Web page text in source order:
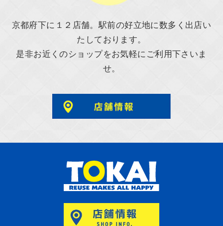
京都府下に１２店舗。駅前の好立地に数多く出店い
たしております。
是非お近くのショップをお気軽にご利用下さいま
せ。